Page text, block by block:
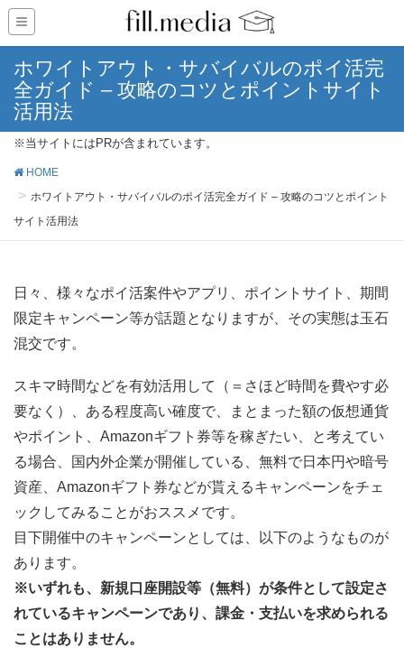
ホワイトアウト・サバイバルのポイ活完
全ガイド – 攻略のコツとポイントサイト
活用法
※当サイトにはPRが含まれています。
HOME
ホワイトアウト・サバイバルのポイ活完全ガイド – 攻略のコツとポイント
サイト活用法
日々、様々なポイ活案件やアプリ、ポイントサイト、期間
限定キャンペーン等が話題となりますが、その実態は玉石
混交です。
スキマ時間などを有効活用して（＝さほど時間を費やす必
要なく）、ある程度高い確度で、まとまった額の仮想通貨
やポイント、Amazonギフト券等を稼ぎたい、と考えてい
る場合、国内外企業が開催している、無料で日本円や暗号
資産、Amazonギフト券などが貰えるキャンペーンをチェ
ックしてみることがおススメです。
目下開催中のキャンペーンとしては、以下のようなものが
あります。
※いずれも、新規口座開設等（無料）が条件として設定さ
れているキャンペーンであり、課金・支払いを求められる
ことはありません。